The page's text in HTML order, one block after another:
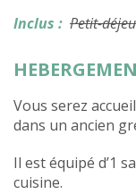
Inclus : Petit-
Vous serez
dans un ancien
Il est équipé d’1
cuisine.